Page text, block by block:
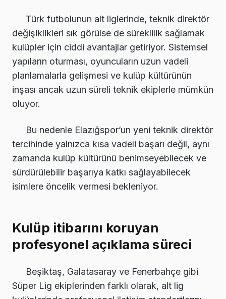
Türk futbolunun alt liglerinde, teknik direktör
değişiklikleri sık görülse de süreklilik sağlamak
kulüpler için ciddi avantajlar getiriyor. Sistemsel
yapıların oturması, oyuncuların uzun vadeli
planlamalarla gelişmesi ve kulüp kültürünün
inşası ancak uzun süreli teknik ekiplerle mümkün
oluyor.
Bu nedenle Elazığspor’un yeni teknik direktör
tercihinde yalnızca kısa vadeli başarı değil, aynı
zamanda kulüp kültürünü benimseyebilecek ve
sürdürülebilir başarıya katkı sağlayabilecek
isimlere öncelik vermesi bekleniyor.
Kulüp itibarını koruyan
profesyonel açıklama süreci
Beşiktaş, Galatasaray ve Fenerbahçe gibi
Süper Lig ekiplerinden farklı olarak, alt lig